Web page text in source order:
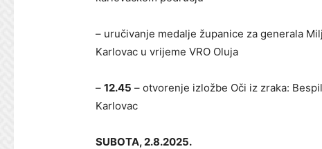
– uručivanje medalje županice za generala
Karlovac u vrijeme VRO Oluja
– 12.45 – otvorenje izložbe Oči iz zraka:
Karlovac
SUBOTA, 2.8.2025.